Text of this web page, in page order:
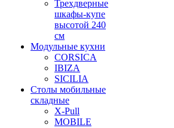
Трехдверные
шкафы-купе
высотой 240
см
Модульные кухни
CORSICA
IBIZA
SICILIA
Столы мобильные
складные
X-Pull
MOBILE